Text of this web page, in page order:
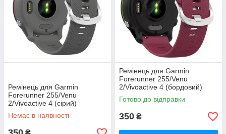
Ремінець для Garmin
Forerunner 255/Venu
2/Vivoactive 4 (сірий)
Немає в наявності
Ремінець для Garmin
Forerunner 255/Venu
2/Vivoactive 4 (бордовий)
Готово до відправки
350 ₴